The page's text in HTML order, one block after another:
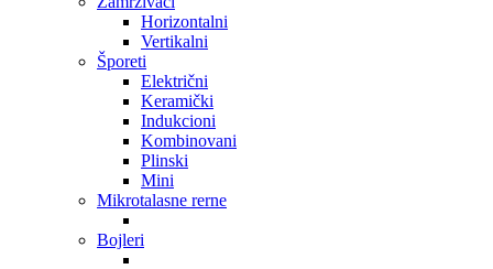
Horizontalni
Vertikalni
Šporeti
Električni
Keramički
Indukcioni
Kombinovani
Plinski
Mini
Mikrotalasne rerne
Bojleri